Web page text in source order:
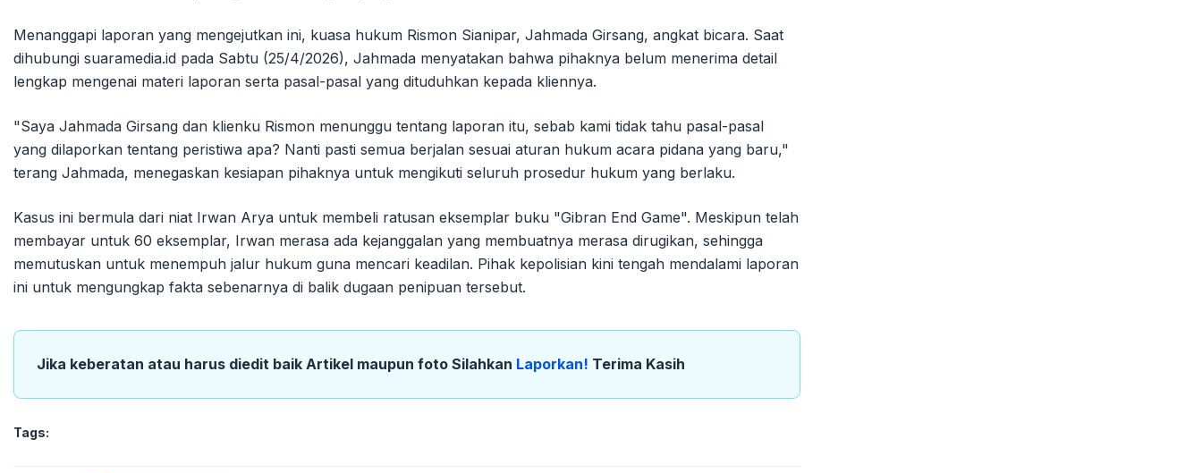
Menanggapi laporan yang mengejutkan ini, kuasa hukum Rismon Sianipar, Jahmada Girsang, angkat bicara. Saat
dihubungi suaramedia.id pada Sabtu (25/4/2026), Jahmada menyatakan bahwa pihaknya belum menerima detail
lengkap mengenai materi laporan serta pasal-pasal yang dituduhkan kepada kliennya.
"Saya Jahmada Girsang dan klienku Rismon menunggu tentang laporan itu, sebab kami tidak tahu pasal-pasal
yang dilaporkan tentang peristiwa apa? Nanti pasti semua berjalan sesuai aturan hukum acara pidana yang baru,"
terang Jahmada, menegaskan kesiapan pihaknya untuk mengikuti seluruh prosedur hukum yang berlaku.
Kasus ini bermula dari niat Irwan Arya untuk membeli ratusan eksemplar buku "Gibran End Game". Meskipun telah
membayar untuk 60 eksemplar, Irwan merasa ada kejanggalan yang membuatnya merasa dirugikan, sehingga
memutuskan untuk menempuh jalur hukum guna mencari keadilan. Pihak kepolisian kini tengah mendalami laporan
ini untuk mengungkap fakta sebenarnya di balik dugaan penipuan tersebut.
Jika keberatan atau harus diedit baik Artikel maupun foto Silahkan Laporkan! Terima Kasih
Tags: